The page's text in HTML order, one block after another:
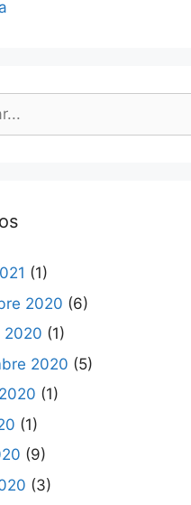
(1)
2020 (6)
2020 (1)
2020 (5)
(1)
(1)
(9)
(3)